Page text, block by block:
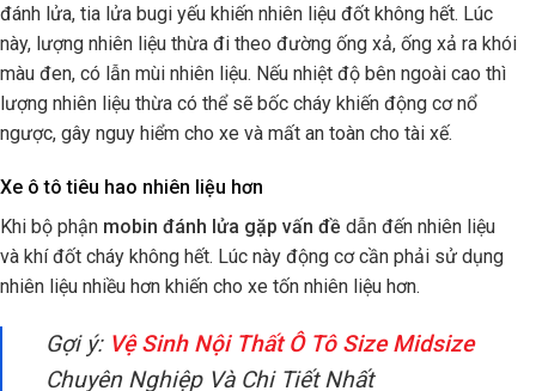
đánh lửa, tia lửa bugi yếu khiến nhiên liệu đốt không hết. Lúc
này, lượng nhiên liệu thừa đi theo đường ống xả, ống xả ra khói
màu đen, có lẫn mùi nhiên liệu. Nếu nhiệt độ bên ngoài cao thì
lượng nhiên liệu thừa có thể sẽ bốc cháy khiến động cơ nổ
ngược, gây nguy hiểm cho xe và mất an toàn cho tài xế.
Xe ô tô tiêu hao nhiên liệu hơn
Khi bộ phận mobin đánh lửa gặp vấn đề dẫn đến nhiên liệu
và khí đốt cháy không hết. Lúc này động cơ cần phải sử dụng
nhiên liệu nhiều hơn khiến cho xe tốn nhiên liệu hơn.
Gợi ý: Vệ Sinh Nội Thất Ô Tô Size Midsize
Chuyên Nghiệp Và Chi Tiết Nhất